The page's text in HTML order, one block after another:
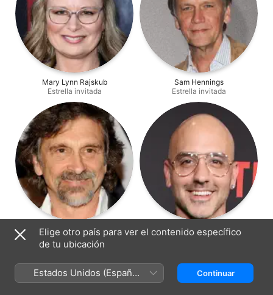
Mary Lynn Rajskub
Estrella invitada
Sam Hennings
Estrella invitada
Dennis Boutsikaris
Estrella invitada
Jean Paul San Pedro
Estrella invitada
Elige otro país para ver el contenido específico
de tu ubicación
Estados Unidos (Español
México)
Continuar